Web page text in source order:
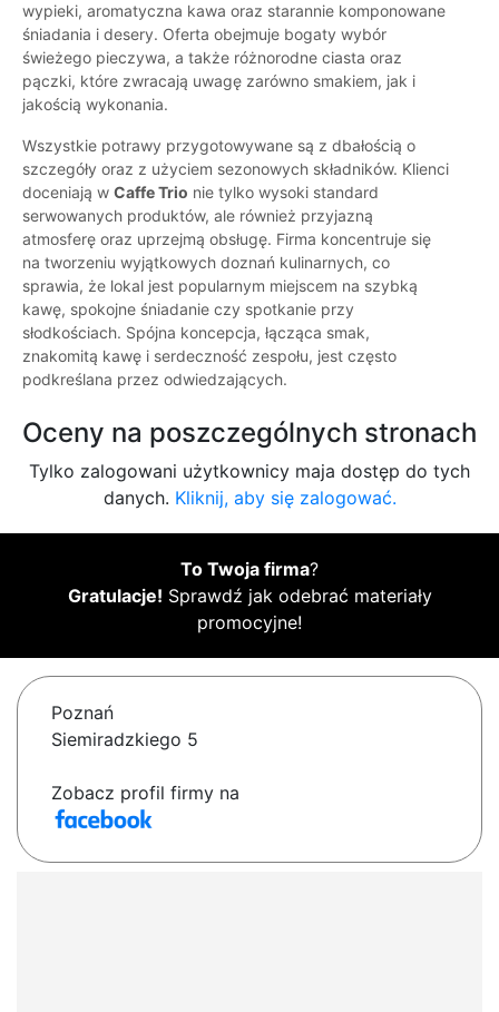
wypieki, aromatyczna kawa oraz starannie komponowane
śniadania i desery. Oferta obejmuje bogaty wybór
świeżego pieczywa, a także różnorodne ciasta oraz
pączki, które zwracają uwagę zarówno smakiem, jak i
jakością wykonania.
Wszystkie potrawy przygotowywane są z dbałością o
szczegóły oraz z użyciem sezonowych składników. Klienci
doceniają w Caffe Trio nie tylko wysoki standard
serwowanych produktów, ale również przyjazną
atmosferę oraz uprzejmą obsługę. Firma koncentruje się
na tworzeniu wyjątkowych doznań kulinarnych, co
sprawia, że lokal jest popularnym miejscem na szybką
kawę, spokojne śniadanie czy spotkanie przy
słodkościach. Spójna koncepcja, łącząca smak,
znakomitą kawę i serdeczność zespołu, jest często
podkreślana przez odwiedzających.
Oceny na poszczególnych stronach
Tylko zalogowani użytkownicy maja dostęp do tych
danych. Kliknij, aby się zalogować.
To Twoja firma?
Gratulacje! Sprawdź jak odebrać materiały
promocyjne!
Poznań
Siemiradzkiego 5
Zobacz profil firmy na